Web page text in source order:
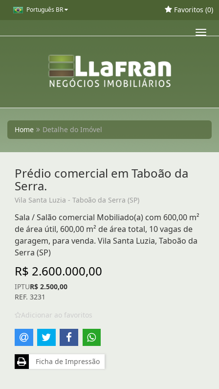
Português BR Favoritos (0)
Home Detalhe do Imóvel
Prédio comercial em Taboão da
Serra.
Vila Santa Luzia - Taboão da Serra (SP)
Sala / Salão comercial Mobiliado(a) com 600,00 m²
de área útil, 600,00 m² de área total, 10 vagas de
garagem, para venda. Vila Santa Luzia, Taboão da
Serra (SP)
R$ 2.600.000,00
IPTUR$ 2.500,00
REF. 3231
Adicionar ao favoritos
Ficha de Impressão